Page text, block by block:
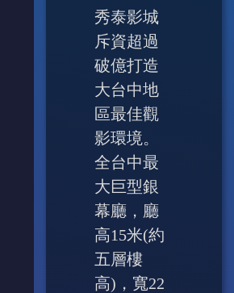
秀泰影城
斥資超過
破億打造
大台中地
區最佳觀
影環境。
全台中最
大巨型銀
幕廳，廳
高15米(約
五層樓
高)，寬22